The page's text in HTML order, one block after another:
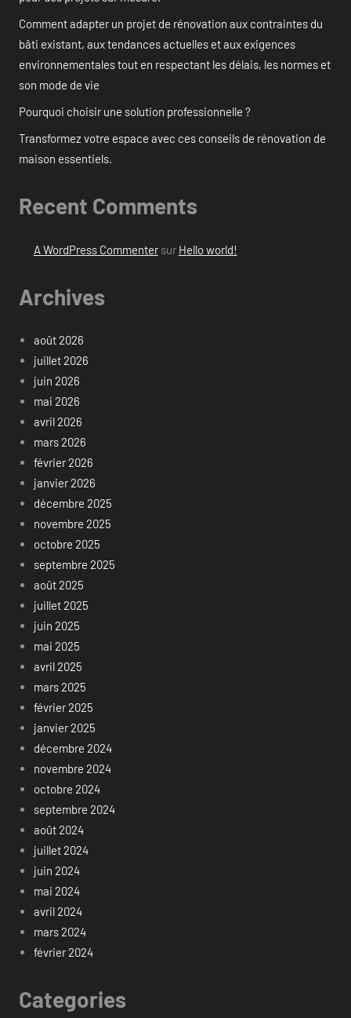
Comment adapter un projet de rénovation aux contraintes du
bâti existant, aux tendances actuelles et aux exigences
environnementales tout en respectant les délais, les normes et
son mode de vie
Pourquoi choisir une solution professionnelle ?
Transformez votre espace avec ces conseils de rénovation de
maison essentiels.
Recent Comments
A WordPress Commentersur Hello world!
Archives
août 2026
juillet 2026
juin 2026
mai 2026
avril 2026
mars 2026
février 2026
janvier 2026
décembre 2025
novembre 2025
octobre 2025
septembre 2025
août 2025
juillet 2025
juin 2025
mai 2025
avril 2025
mars 2025
février 2025
janvier 2025
décembre 2024
novembre 2024
octobre 2024
septembre 2024
août 2024
juillet 2024
juin 2024
mai 2024
avril 2024
mars 2024
février 2024
Categories